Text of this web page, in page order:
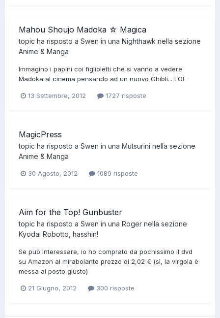
Mahou Shoujo Madoka ☆ Magica
topic ha risposto a Swen in una Nighthawk nella sezione
Anime & Manga
Immagino i papini coi figlioletti che si vanno a vedere
Madoka al cinema pensando ad un nuovo Ghibli... LOL
13 Settembre, 2012 1727 risposte
MagicPress
topic ha risposto a Swen in una Mutsurini nella sezione
Anime & Manga
30 Agosto, 2012 1089 risposte
Aim for the Top! Gunbuster
topic ha risposto a Swen in una Roger nella sezione
Kyodai Robotto, hasshin!
Se può interessare, io ho comprato da pochissimo il dvd
su Amazon al mirabolante prezzo di 2,02 € (sì, la virgola è
messa al posto giusto)
21 Giugno, 2012 300 risposte